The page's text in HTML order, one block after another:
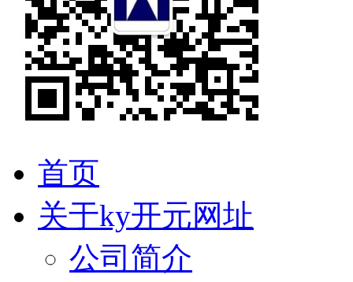
首页
关于ky开元网址
公司简介